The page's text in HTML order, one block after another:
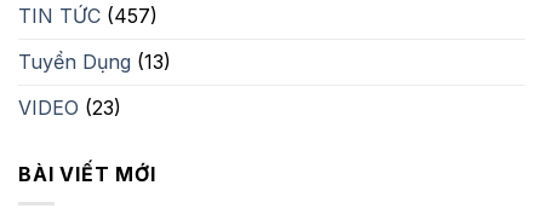
TIN TỨC (457)
Tuyển Dụng (13)
VIDEO (23)
BÀI VIẾT MỚI